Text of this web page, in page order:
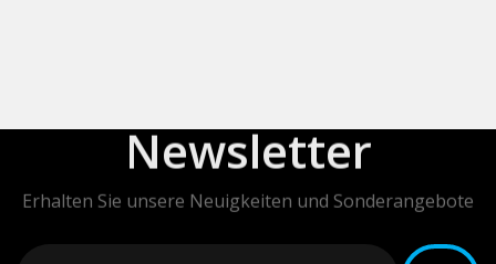
Newsletter
Erhalten Sie unsere Neuigkeiten und Sonderangebote